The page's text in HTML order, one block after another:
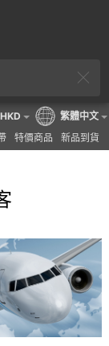
特價商品 新品到貨
HKD 繁體中文